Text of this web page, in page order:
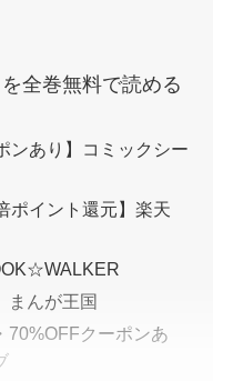
すさ
全巻無料で読める
ンあり】コミックシー
ポイント還元】楽天
まんが王国
70%OFFクーポンあ